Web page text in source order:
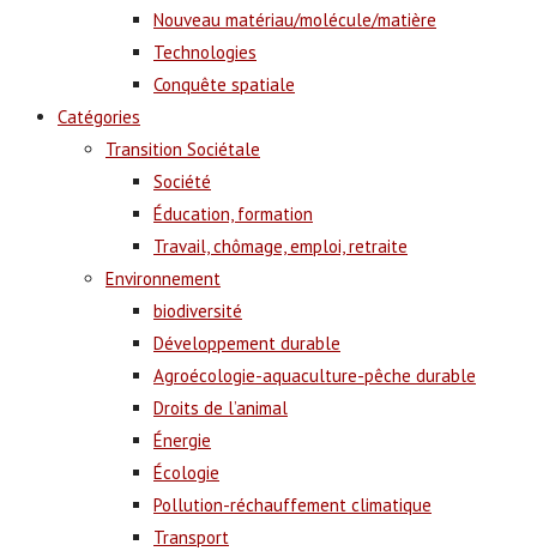
Nouveau matériau/molécule/matière
Technologies
Conquête spatiale
Catégories
Transition Sociétale
Société
Éducation, formation
Travail, chômage, emploi, retraite
Environnement
biodiversité
Développement durable
Agroécologie-aquaculture-pêche durable
Droits de l’animal
Énergie
Écologie
Pollution-réchauffement climatique
Transport